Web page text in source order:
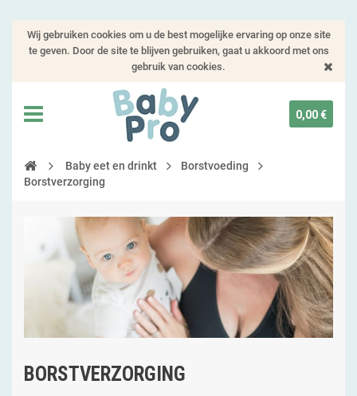
Wij gebruiken cookies om u de best mogelijke ervaring op onze site
te geven. Door de site te blijven gebruiken, gaat u akkoord met ons
gebruik van cookies.
0,00 €
Baby eet en drinkt
Borstvoeding
Borstverzorging
BORSTVERZORGING